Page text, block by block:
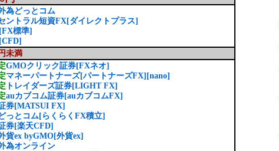
為どっとコム
ントラル短資FX[ダイレクトプラス]
標準]
未満
GMOクリック証券[FXネオ]
マネーパートナーズ[パートナーズFX][nano]
トレイダーズ証券[LIGHT FX]
auカブコム証券[auカブコムFX]
券[MATSUI FX]
っとコム[らくらくFX積立]
券[楽天CFD]
貨ex byGMO[外貨ex]
為オンライン